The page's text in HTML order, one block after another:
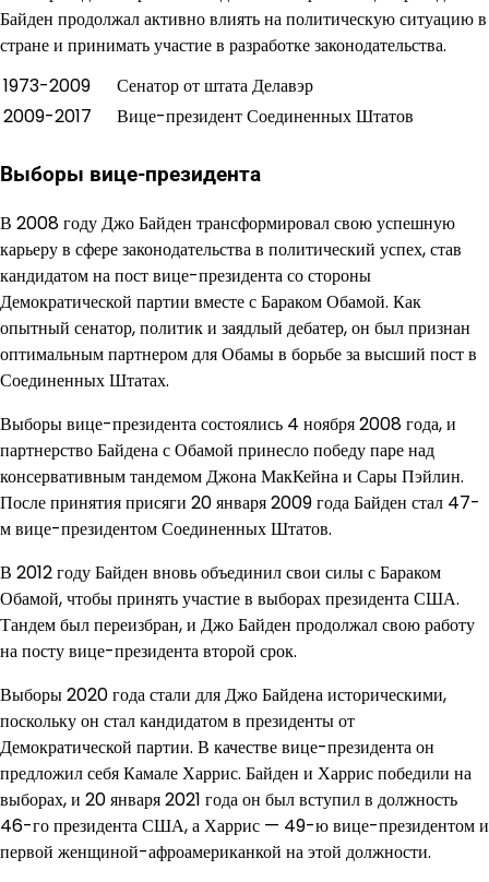
Байден продолжал активно влиять на политическую ситуацию в
стране и принимать участие в разработке законодательства.
1973-2009
Сенатор от штата Делавэр
2009-2017
Вице-президент Соединенных Штатов
Выборы вице-президента
В 2008 году Джо Байден трансформировал свою успешную
карьеру в сфере законодательства в политический успех, став
кандидатом на пост вице-президента со стороны
Демократической партии вместе с Бараком Обамой. Как
опытный сенатор, политик и заядлый дебатер, он был признан
оптимальным партнером для Обамы в борьбе за высший пост в
Соединенных Штатах.
Выборы вице-президента состоялись 4 ноября 2008 года, и
партнерство Байдена с Обамой принесло победу паре над
консервативным тандемом Джона МакКейна и Сары Пэйлин.
После принятия присяги 20 января 2009 года Байден стал 47-
м вице-президентом Соединенных Штатов.
В 2012 году Байден вновь объединил свои силы с Бараком
Обамой, чтобы принять участие в выборах президента США.
Тандем был переизбран, и Джо Байден продолжал свою работу
на посту вице-президента второй срок.
Выборы 2020 года стали для Джо Байдена историческими,
поскольку он стал кандидатом в президенты от
Демократической партии. В качестве вице-президента он
предложил себя Камале Харрис. Байден и Харрис победили на
выборах, и 20 января 2021 года он был вступил в должность
46-го президента США, а Харрис — 49-ю вице-президентом и
первой женщиной-афроамериканкой на этой должности.